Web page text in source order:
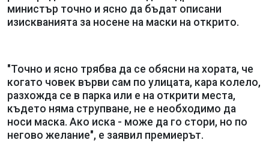
министър точно и ясно да бъдат описани
изискванията за носене на маски на открито.
"Точно и ясно трябва да се обясни на хората, че
когато човек върви сам по улицата, кара колело,
разхожда се в парка или е на открити места,
където няма струпване, не е необходимо да
носи маска. Ако иска - може да го стори, но по
негово желание", e заявил премиерът.